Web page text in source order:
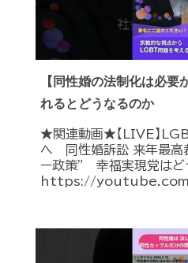
【同性婚の法制化は必
れるとどうなるのか
★関連動画★【LIVE】
へ 同性婚訴訟 来年最高
ー政策” 幸福実現党はど
https://